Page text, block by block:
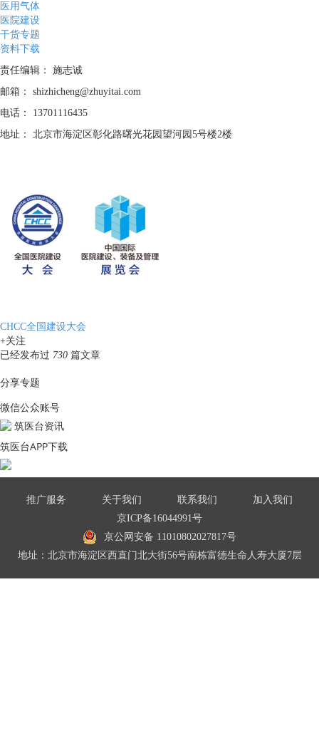
医用气体
医院建设
干货专题
资料下载
责任编辑： 施志诚
邮箱： shizhicheng@zhuyitai.com
电话： 13701116435
地址： 北京市海淀区彰化路曙光花园望河园5号楼2楼
CHCC全国建设大会
+关注
已经发布过 730 篇文章
分享专题
微信公众账号
筑医台资讯
筑医台APP下载
推广服务 关于我们 联系我们
加入我们
京ICP备16044991号
京公网安备 11010802027817号
地址：北京市海淀区西直门北大街56号南栋富德生命人寿大厦7层